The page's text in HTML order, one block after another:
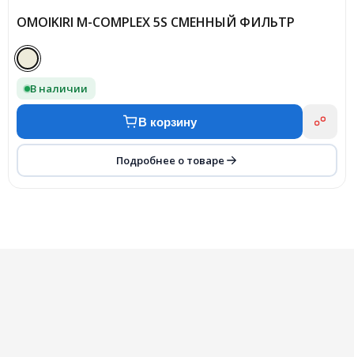
OMOIKIRI M-COMPLEX 5S СМЕННЫЙ ФИЛЬТР
В наличии
В корзину
Подробнее о товаре